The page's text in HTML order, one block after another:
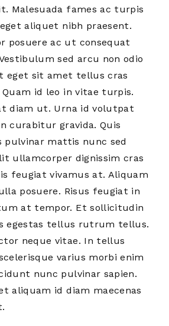
Malesuada fames ac turpis
aliquet nibh praesent.
posuere ac ut consequat
sed arcu non odio
eget sit amet tellus cras
id leo in vitae turpis.
diam ut. Urna id volutpat
curabitur gravida. Quis
pulvinar mattis nunc sed
ullamcorper dignissim cras
feugiat vivamus at. Aliquam
posuere. Risus feugiat in
at tempor. Et sollicitudin
egestas tellus rutrum tellus.
neque vitae. In tellus
varius morbi enim
nunc pulvinar sapien.
aliquam id diam maecenas